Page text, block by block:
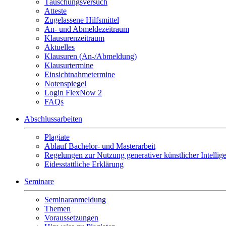
Täuschungsversuch
Atteste
Zugelassene Hilfsmittel
An- und Abmeldezeitraum
Klausurenzeitraum
Aktuelles
Klausuren (An-/Abmeldung)
Klausurtermine
Einsichtnahmetermine
Notenspiegel
Login FlexNow 2
FAQs
Abschlussarbeiten
Plagiate
Ablauf Bachelor- und Masterarbeit
Regelungen zur Nutzung generativer künstlicher
Eidesstattliche Erklärung
Seminare
Seminaranmeldung
Themen
Voraussetzungen